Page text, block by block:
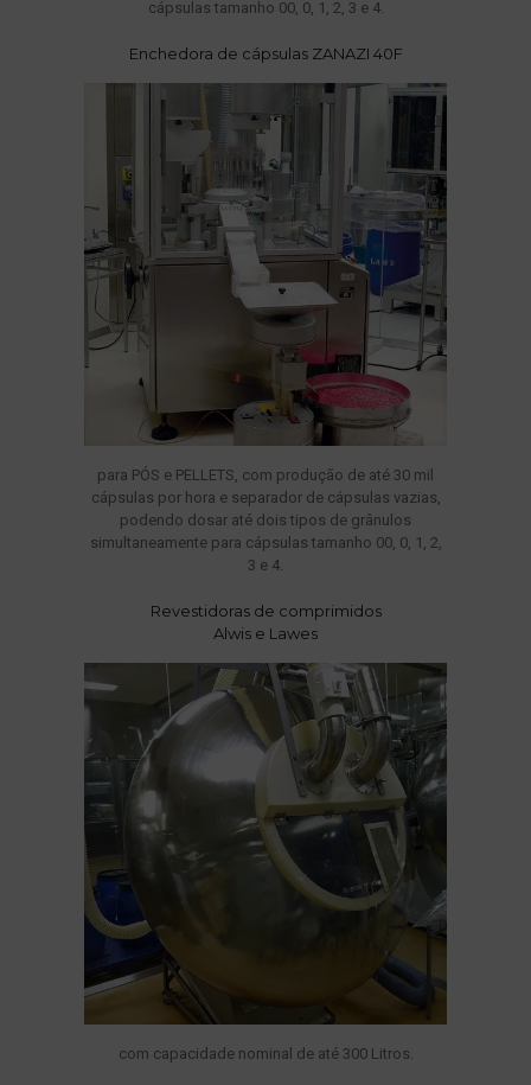
cápsulas tamanho 00, 0, 1, 2, 3 e 4.
Enchedora de cápsulas ZANAZI 40F
para PÓS e PELLETS, com produção de até 30 mil
cápsulas por hora e separador de cápsulas vazias,
podendo dosar até dois tipos de grânulos
simultaneamente para cápsulas tamanho 00, 0, 1, 2,
3 e 4.
Revestidoras de comprimidos
Alwis e Lawes
com capacidade nominal de até 300 Litros.